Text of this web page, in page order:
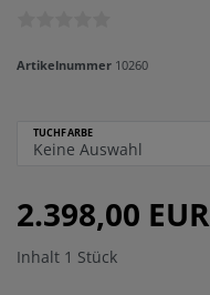
Artikelnummer 10260
TUCHFARBE
2.398,00 EUR
Inhalt 1 Stück